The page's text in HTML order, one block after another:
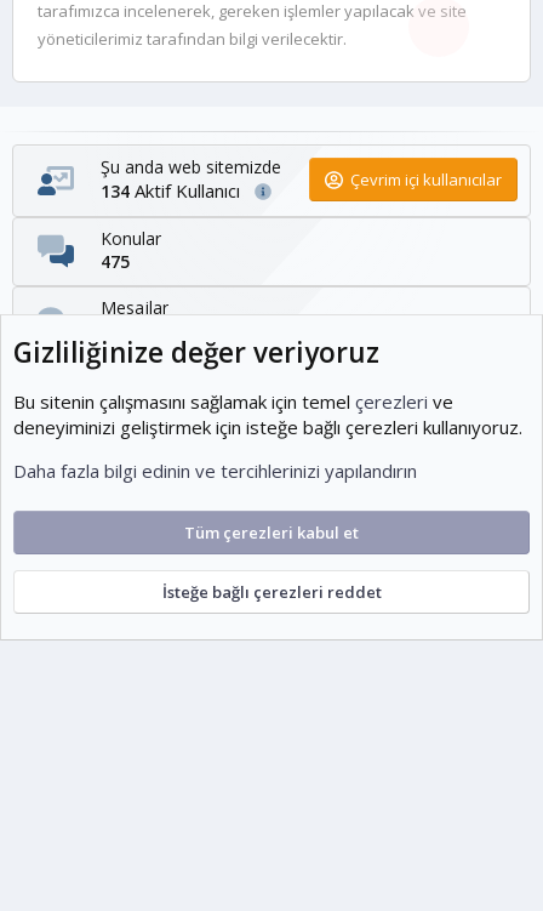
tarafımızca incelenerek, gereken işlemler yapılacak ve site
yöneticilerimiz tarafından bilgi verilecektir.
Şu anda web sitemizde
134 Aktif Kullanıcı Çevrim içi kullanıcılar
Konular
475
Mesajlar
1,954
Son üye
KOEditor
Cookies Ko-ParsV2
Türkçe (TR)
Gizlilik politikası Yardım Ana sayfa
S
escort
Gizliliğinize değer veriyoruz
Bu sitenin çalışmasını sağlamak için temel çerezleri ve
deneyiminizi geliştirmek için isteğe bağlı çerezleri kullanıyoruz.
Daha fazla bilgi edinin ve tercihlerinizi yapılandırın
Tüm çerezleri kabul et
İsteğe bağlı çerezleri reddet